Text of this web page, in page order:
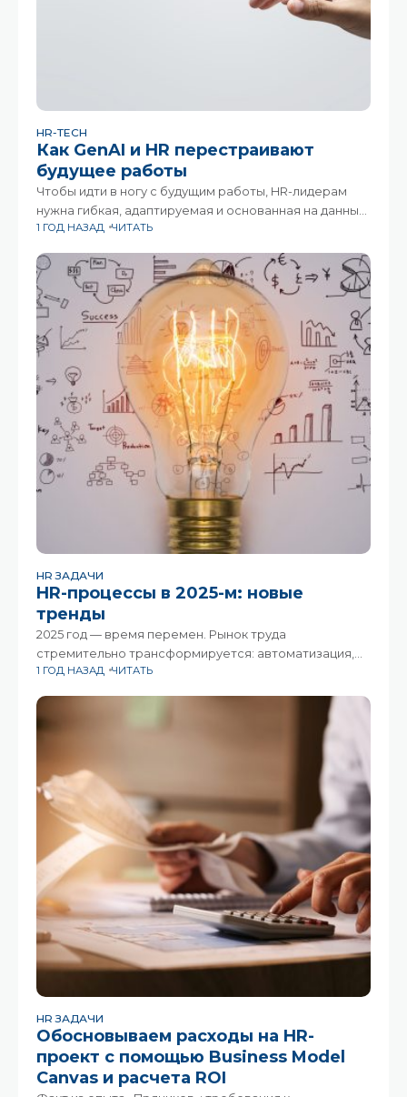
HR-TECH
Как GenAI и HR перестраивают
будущее работы
Чтобы идти в ногу с будущим работы, HR-лидерам
нужна гибкая, адаптируемая и основанная на данных
стратегия. GenAI может помочь устранить разрыв
Будущее
1 ГОД НАЗАД ЧИТАТЬ
HR ЗАДАЧИ
HR-процессы в 2025-м: новые
тренды
2025 год — время перемен. Рынок труда
стремительно трансформируется: автоматизация,
гибкость занятости и растущий дефицит навыков
специалистам приходится не просто следить за
трендами, но и переосмыслять подходы
1 ГОД НАЗАД ЧИТАТЬ
HR ЗАДАЧИ
Обосновываем расходы на HR-
проект с помощью Business Model
Canvas и расчета ROI